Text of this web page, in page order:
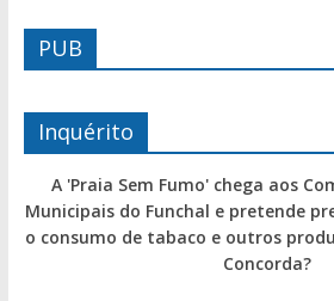
PUB
Inquérito
A 'Praia Sem Fumo' chega aos
Municipais do Funchal e pretende
o consumo de tabaco e outros
Concorda?